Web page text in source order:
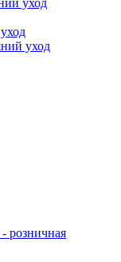
уход
уход
розничная